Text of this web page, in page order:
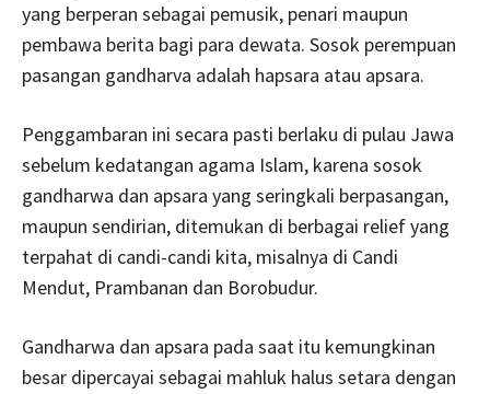
yang berperan sebagai pemusik, penari maupun
pembawa berita bagi para dewata. Sosok perempuan
pasangan gandharva adalah hapsara atau apsara.
Penggambaran ini secara pasti berlaku di pulau Jawa
sebelum kedatangan agama Islam, karena sosok
gandharwa dan apsara yang seringkali berpasangan,
maupun sendirian, ditemukan di berbagai relief yang
terpahat di candi-candi kita, misalnya di Candi
Mendut, Prambanan dan Borobudur.
Gandharwa dan apsara pada saat itu kemungkinan
besar dipercayai sebagai mahluk halus setara dengan